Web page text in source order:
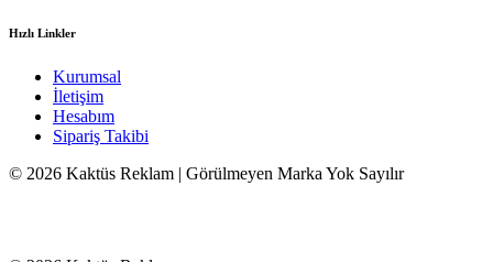
Hızlı Linkler
Kurumsal
İletişim
Hesabım
Sipariş Takibi
© 2026 Kaktüs Reklam | Görülmeyen Marka Yok Sayılır